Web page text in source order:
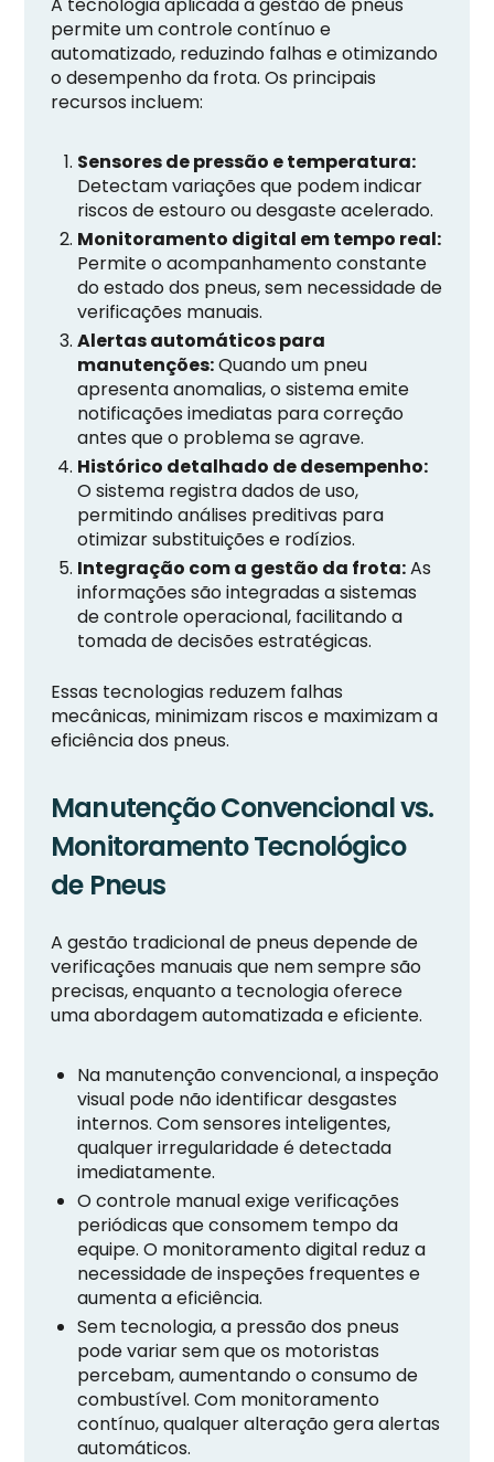
permite um controle contínuo e
automatizado, reduzindo falhas e otimizando
o desempenho da frota. Os principais
recursos incluem:
Sensores de pressão e temperatura:
Detectam variações que podem indicar
riscos de estouro ou desgaste acelerado.
Monitoramento digital em tempo real:
Permite o acompanhamento constante
do estado dos pneus, sem necessidade de
verificações manuais.
Alertas automáticos para
manutenções:Quando um pneu
apresenta anomalias, o sistema emite
notificações imediatas para correção
antes que o problema se agrave.
Histórico detalhado de desempenho:
O sistema registra dados de uso,
permitindo análises preditivas para
otimizar substituições e rodízios.
Integração com a gestão da frota:As
informações são integradas a sistemas
de controle operacional, facilitando a
tomada de decisões estratégicas.
Essas tecnologias reduzem falhas
mecânicas, minimizam riscos e maximizam a
eficiência dos pneus.
Manutenção Convencional vs.
Monitoramento Tecnológico
de Pneus
A gestão tradicional de pneus depende de
verificações manuais que nem sempre são
precisas, enquanto a tecnologia oferece
uma abordagem automatizada e eficiente.
Na manutenção convencional, a inspeção
visual pode não identificar desgastes
internos. Com sensores inteligentes,
qualquer irregularidade é detectada
imediatamente.
O controle manual exige verificações
periódicas que consomem tempo da
equipe. O monitoramento digital reduz a
necessidade de inspeções frequentes e
aumenta a eficiência.
Sem tecnologia, a pressão dos pneus
pode variar sem que os motoristas
percebam, aumentando o consumo de
combustível. Com monitoramento
contínuo, qualquer alteração gera alertas
automáticos.